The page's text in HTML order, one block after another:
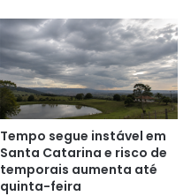
Tempo segue instável em
Santa Catarina e risco de
temporais aumenta até
quinta-feira